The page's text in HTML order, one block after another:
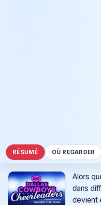
RÉSUMÉ OÙ REGARDER
Alors
dans
devient